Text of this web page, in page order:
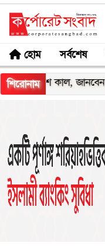
হোম সর্বশেষ
শিরোনাম
কাল, জানবেন যেভাবে